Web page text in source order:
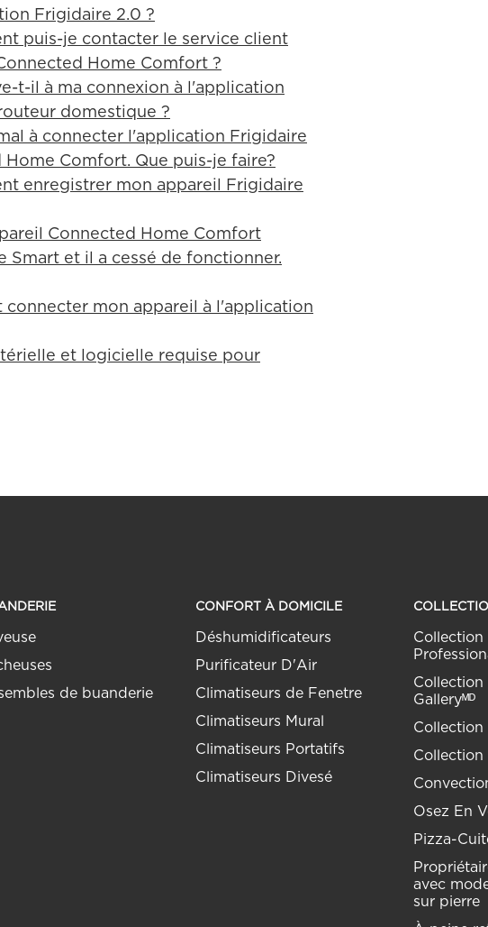
Frigidaire 2.0 ?
puis-je contacter le service client
Home Comfort ?
t-il à ma connexion à l'application
domestique ?
à connecter l'application Frigidaire
Comfort. Que puis-je faire?
enregistrer mon appareil Frigidaire
Connected Home Comfort
et il a cessé de fonctionner.
mon appareil à l'application
et logicielle requise pour
de buanderie
CONFORT À DOMICILE
Déshumidificateurs
Purificateur D'Air
Climatiseurs de Fenetre
Climatiseurs Mural
Climatiseurs Portatifs
Climatiseurs Divesé
Galleryᴹᴰ
Osez En
Pizza-
avec
sur pierre